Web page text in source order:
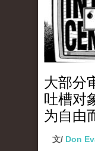
大部分
吐槽对
为自由
文/ Don